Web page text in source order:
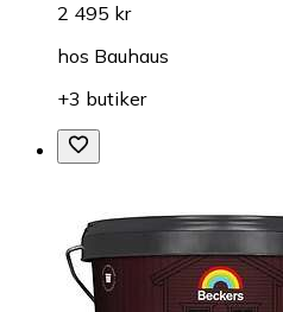
2 495 kr
hos Bauhaus
+3 butiker